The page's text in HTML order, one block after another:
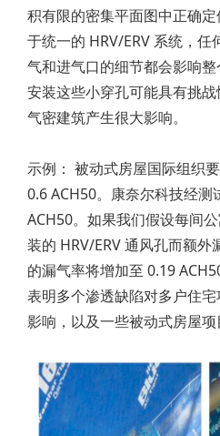
积有限的密集平面图中正确
于统一的 HRV/ERV 系统，
气和进气口的细节都会影响整
安装这些小穿孔可能具有挑
气密建筑产生很大影响。
示例： 被动式房屋国际组织
0.6 ACH50。康奈尔科技经
ACH50。如果我们假设每间
装的 HRV/ERV 通风孔而额外
的漏气率将增加至 0.19
表明多个渗透缺陷对多户住
影响，以及一些被动式房屋项